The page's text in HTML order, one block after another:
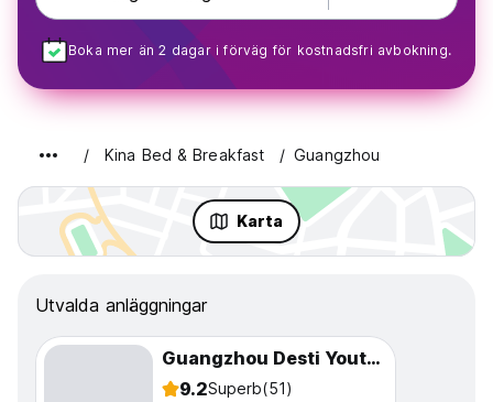
Boka mer än 2 dagar i förväg för kostnadsfri avbokning.
Kina Bed & Breakfast Guangzhou
Karta
Utvalda anläggningar
Guangzhou Desti Youth Hostel
9.2Superb(51)